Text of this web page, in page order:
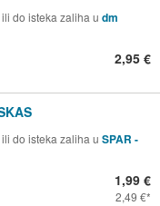
do isteka zaliha u dm
2,95 €
do isteka zaliha u SPAR -
1,99 €
2,49 €